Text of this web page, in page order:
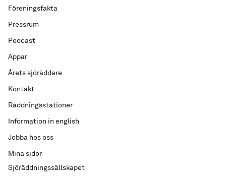
Sjöräddningssällskapet
Föreningsfakta
Pressrum
Podcast
Appar
Årets sjöräddare
Kontakt
Räddningsstationer
Information in english
Jobba hos oss
Mina sidor